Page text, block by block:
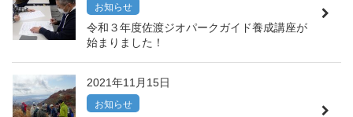
お知らせ
令和３年度佐渡ジオパークガイド養成講座が
始まりました！
2021年11月15日
お知らせ